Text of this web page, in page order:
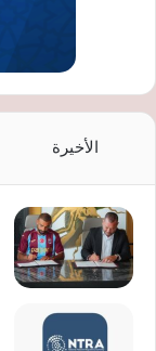
الأخيرة